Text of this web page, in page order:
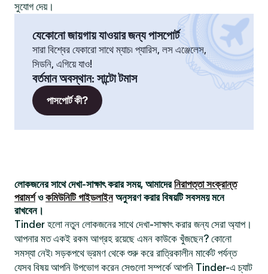
সুযোগ দেয়।
যেকোনো জায়গায় যাওয়ার জন্য পাসপোর্ট
সারা বিশ্বের যেকারো সাথে ম্যাচ৷ প্যারিস, লস এঞ্জেলেস,
সিডনি, এগিয়ে যাও!
বর্তমান অবস্থান: সান্টো টমাস
পাসপোর্ট কী?
লোকজনের সাথে দেখা-সাক্ষাৎ করার সময়, আমাদেরনিরাপত্তা সংক্রান্ত
পরামর্শওকমিউনিটি গাইডলাইনঅনুসরণ করার বিষয়টি সবসময় মনে
রাখবেন।
Tinder হলো নতুন লোকজনের সাথে দেখা-সাক্ষাৎ করার জন্য সেরা অ্যাপ।
আপনার মত একই রকম আগ্রহ রয়েছে এমন কাউকে খুঁজছেন? কোনো
সমস্যা নেই৷ সড়কপথে ভ্রমণ থেকে শুরু করে রাত্রিকালীন মার্কেট পর্যন্ত
যেসব বিষয় আপনি উপভোগ করেন সেগুলো সম্পর্কে আপনি Tinder-এ চ্যাট